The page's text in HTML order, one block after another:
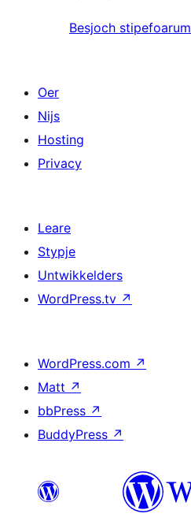
Besjoch stipefoarum
Oer
Nijs
Hosting
Privacy
Leare
Stypje
Untwikkelders
WordPress.tv ↗
WordPress.com ↗
Matt ↗
bbPress ↗
BuddyPress ↗